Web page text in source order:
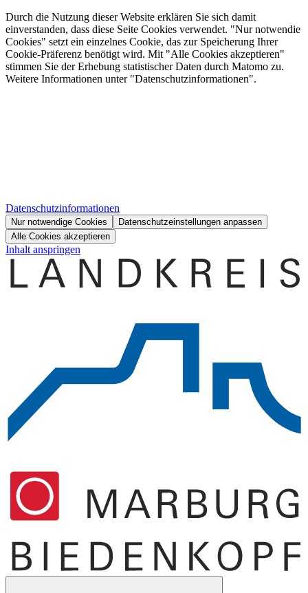
Durch die Nutzung dieser Website erklären Sie sich damit
einverstanden, dass diese Seite Cookies verwendet. "Nur notwendie
Cookies" setzt ein einzelnes Cookie, das zur Speicherung Ihrer
Cookie-Präferenz benötigt wird. Mit "Alle Cookies akzeptieren"
stimmen Sie der Erhebung statistischer Daten durch Matomo zu.
Weitere Informationen unter "Datenschutzinformationen".
Datenschutzinformationen
Nur notwendige Cookies
Datenschutzeinstellungen anpassen
Alle Cookies akzeptieren
Inhalt anspringen